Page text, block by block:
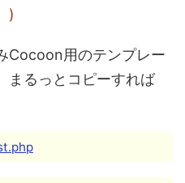
)
Cocoon用のテンプレー
まるっとコピーすれば